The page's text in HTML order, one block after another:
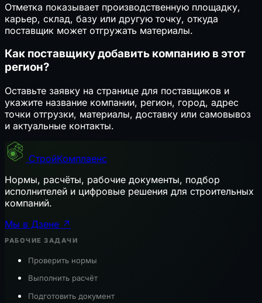
Отметка показывает производственную площадку,
карьер, склад, базу или другую точку, откуда
поставщик может отгружать материалы.
Как поставщику добавить компанию в этот
регион?
Оставьте заявку на странице для поставщиков и
укажите название компании, регион, город, адрес
точки отгрузки, материалы, доставку или самовывоз
и актуальные контакты.
СтройКомплаенс
Нормы, расчёты, рабочие документы, подбор
исполнителей и цифровые решения для строительных
компаний.
Мы в Дзене ↗
РАБОЧИЕ ЗАДАЧИ
Проверить нормы
Выполнить расчёт
Подготовить документ